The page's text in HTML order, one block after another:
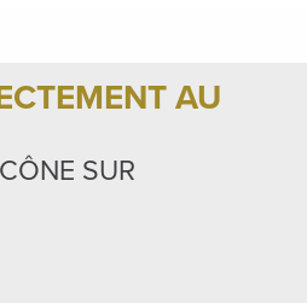
AU
SUR